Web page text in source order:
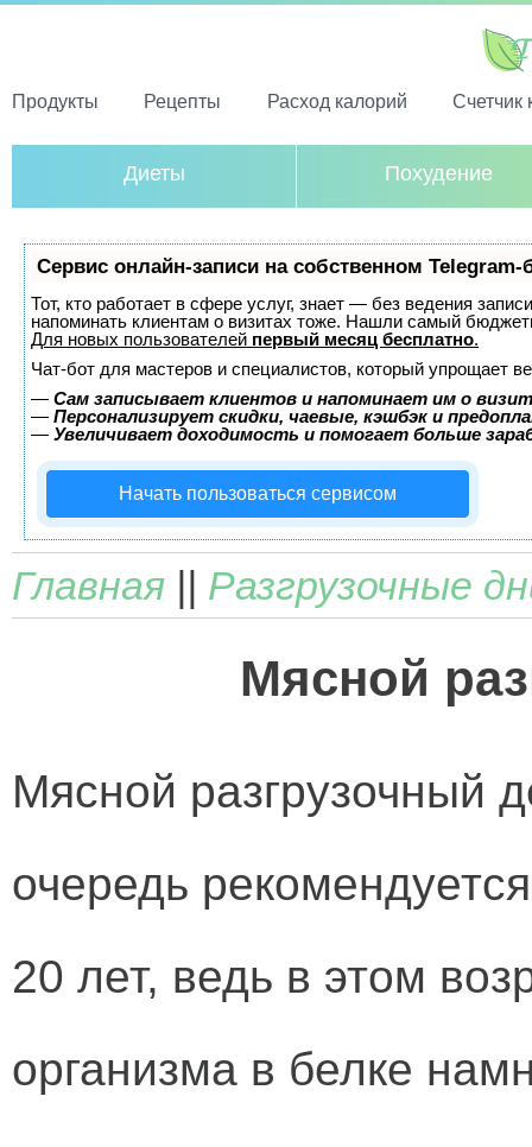
Продукты Рецепты Расход калорий Счетчик
Диеты Похудение
Сервис онлайн-записи на собственном Telegram-
Тот, кто работает в сфере услуг, знает — без ведения
напоминать клиентам о визитах тоже. Нашли самый
Для новых пользователей первый месяц бесплатно.
Чат-бот для мастеров и специалистов, который упрощает
— Сам записывает клиентов и напоминает им о
— Персонализирует скидки, чаевые, кэшбэк и
— Увеличивает доходимость и помогает больше
Начать пользоваться сервисом
Главная || Разгрузочные
Мясной
Мясной разгрузочный
очередь
20 лет, ведь в этом
организма в белке